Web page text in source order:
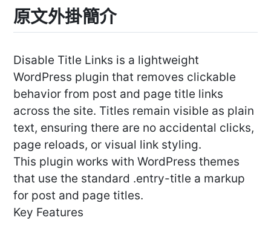
原文外掛簡介
Disable Title Links is a lightweight
WordPress plugin that removes clickable
behavior from post and page title links
across the site. Titles remain visible as plain
text, ensuring there are no accidental clicks,
page reloads, or visual link styling.
This plugin works with WordPress themes
that use the standard .entry-title a markup
for post and page titles.
Key Features